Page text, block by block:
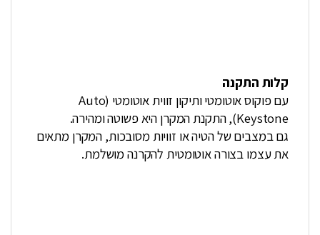
קלות התקנה
עם פוקוס אוטומטי ותיקון זווית אוטומטי (Auto
Keystone), התקנת המקרן היא פשוטה ומהירה.
גם במצבים של הטיה או זוויות מסובכות, המקרן מתאים
את עצמו בצורה אוטומטית להקרנה מושלמת.